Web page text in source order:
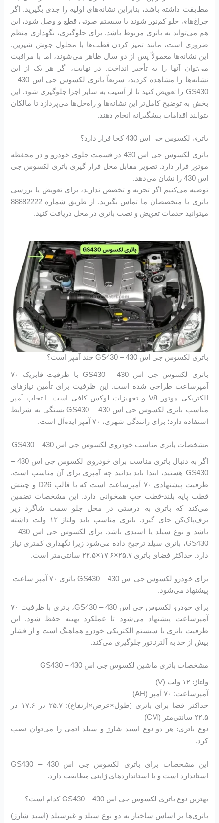
مطابقت داشته باشد، بنابراین نشانه‌های اولیه را جدی بگیرید. اگر
چراغ‌های جلو کم‌نور شوند یا سیستم صوتی قطع و وصل شود، این
هم می‌تواند به باتری مربوط باشد. برای جلوگیری، نگهداری منظم
ضروری است، مانند تمیز کردن قطب‌ها با محلول جوش شیرین.
این نشانه‌ها معمولاً پس از دو سال ظاهر می‌شوند، اما با مراقبت
می‌توان آنها را به تأخیر انداخت. در نهایت، اگر هر یک از این
نشانه‌ها را مشاهده کردید، سریعاً باتری لکسوس جی اس 430 –
GS430 را تعویض کنید تا از آسیب به سایر اجزا جلوگیری شود. این
بخش به توضیح کامل‌تر این نشانه‌ها و راه‌حل‌ها می‌پردازد تا مالکان
بتوانند اقدامات پیشگیرانه انجام دهند.
باتری لکسوس جی اس 430 کجا قرار دارد؟
باتری لکسوس جی اس 430 در قسمت جلوی خودرو و در محفظه
موتور قرار دارد. تصویر مقابل محل قرار گیری باتری لکسوس جی
اس 430 را نشان می‌دهد.
توصیه می‌کنیم اگر تجربه و تخصص ندارید، برای تعویض یا بررسی
باتری با متخصصان ما تماس بگیرید. از طریق شماره 88882222
میتوانید خدمات تعویض و نصب باتری در محل دریافت کنید.
باتری لکسوس جی اس 430 – GS430 چند آمپر است؟
باتری لکسوس جی اس 430 – GS430 با ظرفیت فابریک ۷۰
آمپرساعت طراحی شده است. این ظرفیت برای تأمین نیازهای
الکتریکی موتور V8 و تجهیزات لوکس کافی است. انتخاب آمپر
مناسب باتری لکسوس جی اس 430 – GS430 بستگی به شرایط
استفاده دارد؛ برای رانندگی شهری، ۷۰ آمپر ایده‌آل است.
مشخصات باتری مناسب خودروی لکسوس جی اس 430 – GS430
اگر به دنبال باتری مناسب برای خودروی لکسوس جی اس 430 –
GS430 هستید، ابتدا باید بدانید چه آمپری برای آن مناسب است.
ظرفیت پیشنهادی ۷۰ آمپرساعت است که با قالب D26 و چینش
قطب پایه بلند-قطب چپ همخوانی دارد. این مشخصات تضمین
می‌کند که باتری به درستی در محل جلو سمت شاگرد زیر
برف‌پاک‌کن جای گیرد. باتری مناسب باید ولتاژ ۱۲ ولت داشته
باشد و نوع سیلد یا اسیدی باشد. برای لکسوس جی اس 430 –
GS430، باتری سیلد ترجیح داده می‌شود زیرا نگهداری کمتری نیاز
دارد. حداکثر فضای باتری ۲۵.۷×۱۷.۶×۲۲.۵ سانتی‌متر است.
برای خودرو لکسوس جی اس 430 – GS430 باتری ۷۰ آمپر ساعت
پیشنهاد می‌شود.
برای خودرو لکسوس جی اس 430 – GS430، باتری با ظرفیت ۷۰
آمپرساعت پیشنهاد می‌شود تا عملکرد بهینه حفظ شود. این
ظرفیت باتری با سیستم الکتریکی خودرو هماهنگ است و از فشار
بیش از حد به آلترناتور جلوگیری می‌کند.
مشخصات باتری ماشین لکسوس جی اس 430 – GS430
ولتاژ: ۱۲ ولت (V)
آمپرساعت: ۷۰ آمپر (AH)
حداکثر فضا برای باتری (طول×عرض×ارتفاع): ۲۵.۷ در ۱۷.۶ در
۲۲.۵ سانتی‌متر (CM)
نوع باتری: هر دو نوع اسید شارژ و سیلد اتمی را می‌توان نصب
کرد.
این مشخصات برای باتری لکسوس جی اس 430 – GS430
استاندارد است و با استانداردهای ژاپنی مطابقت دارد.
بهترین نوع باتری لکسوس جی اس 430 – GS430 کدام است؟
باتری‌ها بر اساس ساختار به دو نوع سیلد و غیرسیلد (اسید شارژ)